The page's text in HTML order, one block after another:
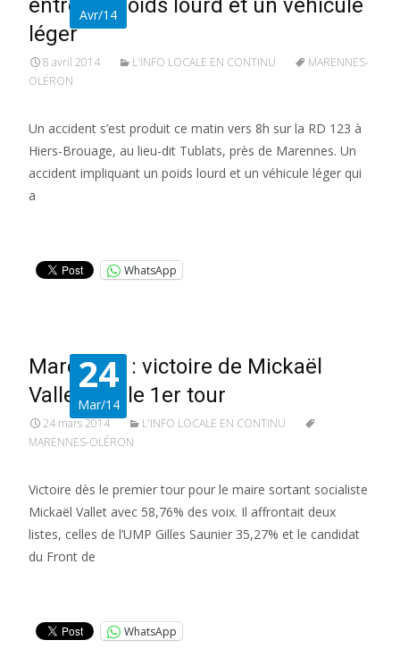
Avr/14
entre un poids lourd et un véhicule
léger
8 avril 2014 L'INFO LOCALE EN CONTINU
MARENNES-
OLÉRON
Un accident s’est produit ce matin vers 8h sur la RD 123 à
Hiers-Brouage, au lieu-dit Tublats, près de Marennes. Un
accident impliquant un poids lourd et un véhicule léger qui
a
WhatsApp
24
Mar/14
Marennes : victoire de Mickaël
Vallet dès le 1er tour
24 mars 2014
L'INFO LOCALE EN CONTINU
MARENNES-OLÉRON
Victoire dès le premier tour pour le maire sortant socialiste
Mickaël Vallet avec 58,76% des voix. Il affrontait deux
listes, celles de l’UMP Gilles Saunier 35,27% et le candidat
du Front de
WhatsApp